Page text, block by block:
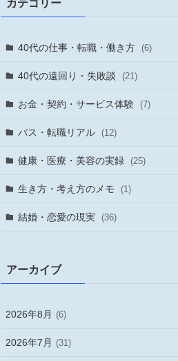
カテゴリー
40代の仕事・転職・働き方 (6)
40代の遠回り・失敗談 (21)
お金・契約・サービス体験 (7)
バス・転職リアル (12)
健康・医療・美容の実録 (25)
生き方・考え方のメモ (1)
結婚・恋愛の現実 (36)
アーカイブ
2026年8月 (6)
2026年7月 (31)